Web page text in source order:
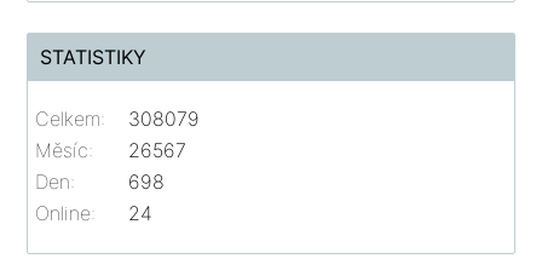
STATISTIKY
Online: 24
Celkem:
308079
Měsíc:
26567
Den:
698